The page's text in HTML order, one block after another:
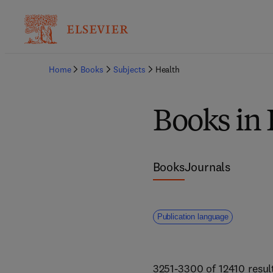
Home Books Subjects Health
Books in
BooksJournals
Publication language
3251-3300 of 12410